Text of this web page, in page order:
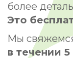
более
Это
Мы
в течении